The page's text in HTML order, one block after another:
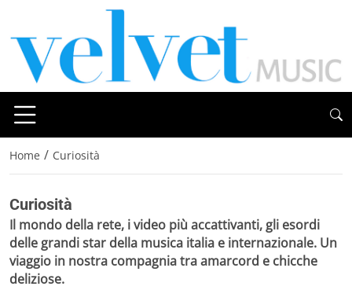
Home / Curiosità
Curiosità
Il mondo della rete, i video più accattivanti, gli esordi
delle grandi star della musica italia e internazionale. Un
viaggio in nostra compagnia tra amarcord e chicche
deliziose.